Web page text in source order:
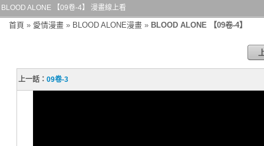
BLOOD ALONE 【09卷-4】 漫畫線上看
首頁 » 愛情漫畫 » BLOOD ALONE漫畫 » BLOOD ALONE 【09卷-4】
上一話：09卷-3